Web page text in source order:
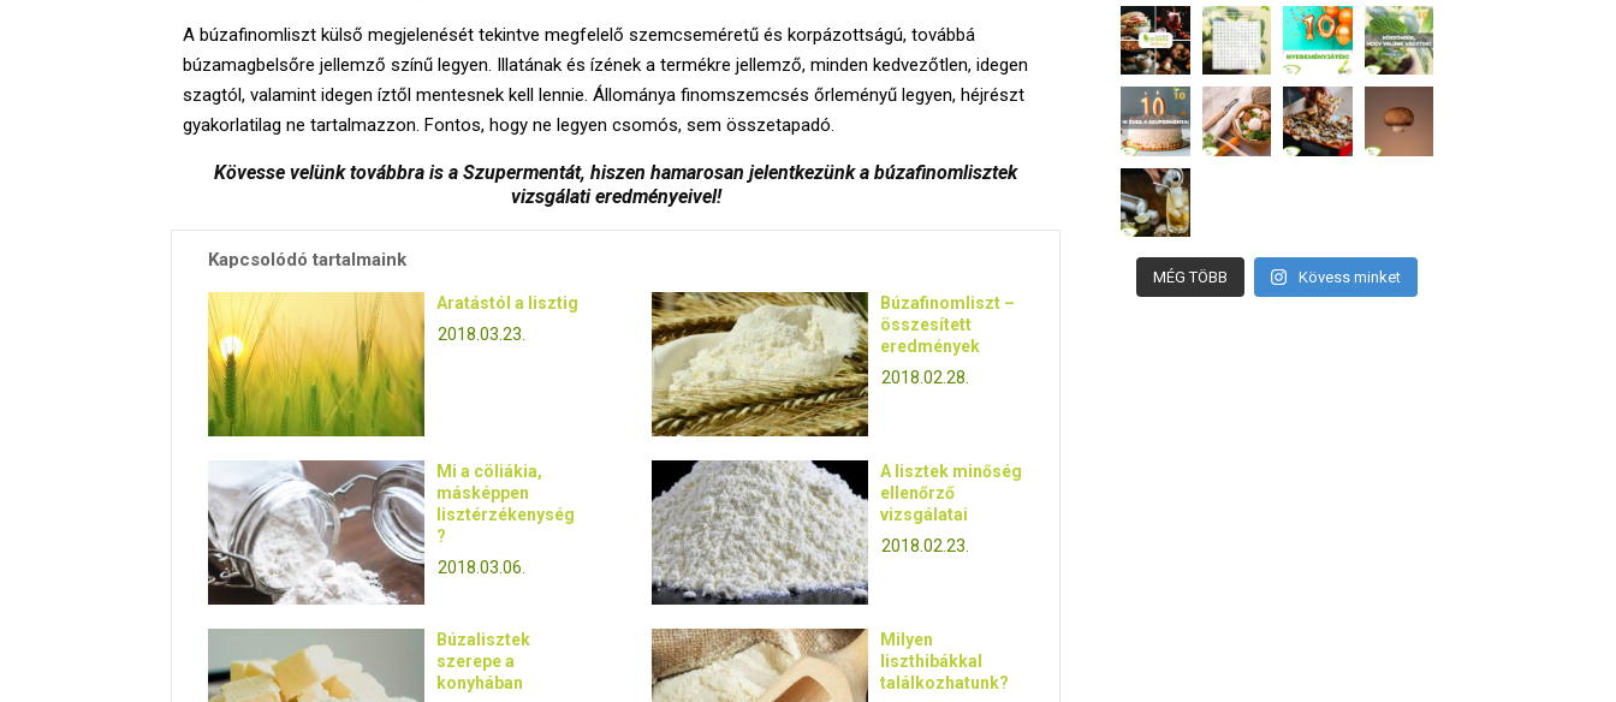
A búzafinomliszt külső megjelenését tekintve megfelelő szemcseméretű és korpázottságú, továbbá
búzamagbelsőre jellemző színű legyen. Illatának és ízének a termékre jellemző, minden kedvezőtlen, idegen
szagtól, valamint idegen íztől mentesnek kell lennie. Állománya finomszemcsés őrleményű legyen, héjrészt
gyakorlatilag ne tartalmazzon. Fontos, hogy ne legyen csomós, sem összetapadó.
Kövesse velünk továbbra is a Szupermentát, hiszen hamarosan jelentkezünk a búzafinomlisztek
vizsgálati eredményeivel!
Kapcsolódó tartalmaink
Aratástól a lisztig
2018.03.23.
Mi a cöliákia,
másképpen
lisztérzékenység
?
2018.03.06.
Búzalisztek
szerepe a
konyhában
Búzafinomliszt –
összesített
eredmények
2018.02.28.
A lisztek minőség
ellenőrző
vizsgálatai
2018.02.23.
Milyen
liszthibákkal
találkozhatunk?
MÉG TÖBB Kövess minket